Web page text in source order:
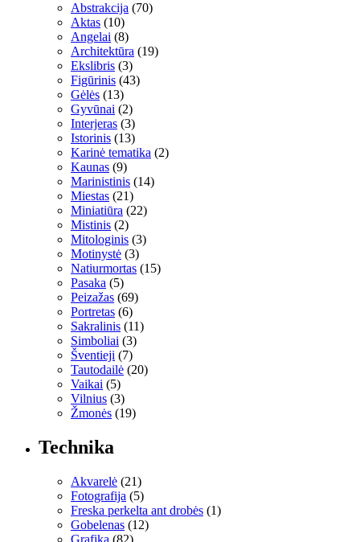
Abstrakcija (70)
Aktas (10)
Angelai (8)
Architektūra (19)
Ekslibris (3)
Figūrinis (43)
Gėlės (13)
Gyvūnai (2)
Interjeras (3)
Istorinis (13)
Karinė tematika (2)
Kaunas (9)
Marinistinis (14)
Miestas (21)
Miniatiūra (22)
Mistinis (2)
Mitologinis (3)
Motinystė (3)
Natiurmortas (15)
Pasaka (5)
Peizažas (69)
Portretas (6)
Sakralinis (11)
Simboliai (3)
Šventieji (7)
Tautodailė (20)
Vaikai (5)
Vilnius (3)
Žmonės (19)
Technika
Akvarelė (21)
Fotografija (5)
Freska perkelta ant drobės (1)
Gobelenas (12)
Grafika (82)